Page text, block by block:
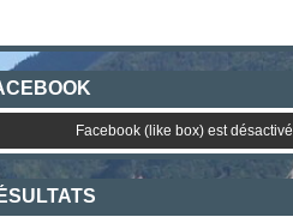
Facebook (like box) est désactivé.